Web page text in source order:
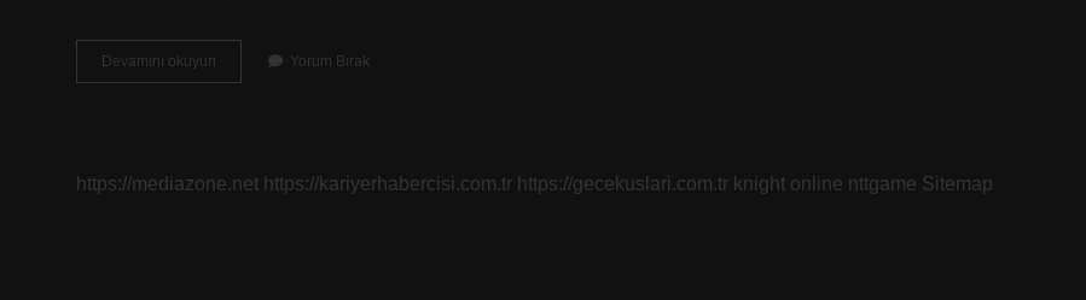
Devamını okuyun Anayasa
14
Yorum Bırak
https://mediazone.net https://kariyerhabercisi.com.tr https://gecekuslari.com.tr knight online nttgame Sitemap